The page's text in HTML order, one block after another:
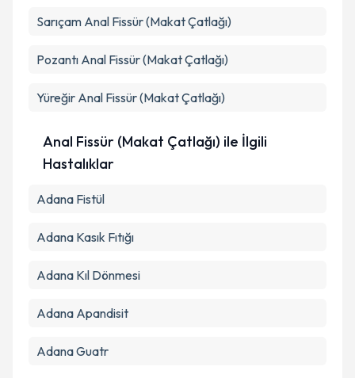
Sarıçam Anal Fissür (Makat Çatlağı)
Pozantı Anal Fissür (Makat Çatlağı)
Yüreğir Anal Fissür (Makat Çatlağı)
Anal Fissür (Makat Çatlağı) ile İlgili
Hastalıklar
Adana Fistül
Adana Kasık Fıtığı
Adana Kıl Dönmesi
Adana Apandisit
Adana Guatr